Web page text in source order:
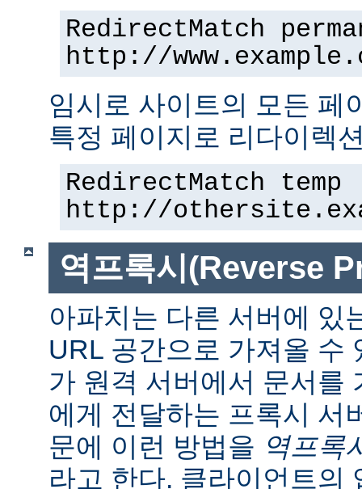
RedirectMatch
http://
임시로 사이트의 모든 페
특정 페이지로 리다이렉
RedirectMatch
http://
역프록시(Reverse
아파치는 다른 서버에 있
URL 공간으로 가져올 수
가 원격 서버에서 문서를
에게 전달하는 프록시 서
문에 이런 방법을 역프록
라고 한다. 클라이언트의